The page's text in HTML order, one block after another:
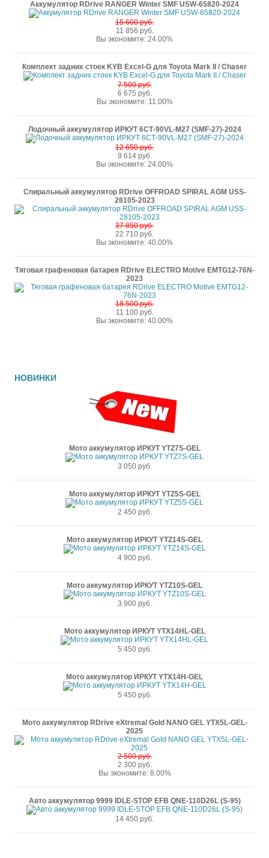
Аккумулятор RDrive RANGER Winter SMF USW-65820-2024
15 600 руб.
11 856 руб.
Вы экономите: 24.00%
Комплект задних стоек KYB Excel-G для Toyota Mark II / Chaser
7 500 руб.
6 675 руб.
Вы экономите: 11.00%
Лодочный аккумулятор ИРКУТ 6СТ-90VL-M27 (SMF-27)-2024
12 650 руб.
9 614 руб.
Вы экономите: 24.00%
Спиральный аккумулятор RDrive OFFROAD SPIRAL AGM USS-
28105-2023
37 850 руб.
22 710 руб.
Вы экономите: 40.00%
Тяговая графеновая батарея RDrive ELECTRO Motive EMTG12-76N-
2023
18 500 руб.
11 100 руб.
Вы экономите: 40.00%
НОВИНКИ
Мото аккумулятор ИРКУТ YTZ7S-GEL
3 050 руб.
Мото аккумулятор ИРКУТ YTZ5S-GEL
2 450 руб.
Мото аккумулятор ИРКУТ YTZ14S-GEL
4 900 руб.
Мото аккумулятор ИРКУТ YTZ10S-GEL
3 900 руб.
Мото аккумулятор ИРКУТ YTX14HL-GEL
5 450 руб.
Мото аккумулятор ИРКУТ YTX14H-GEL
5 450 руб.
Мото аккумулятор RDrive eXtremal Gold NANO GEL YTX5L-GEL-
2025
2 500 руб.
2 300 руб.
Вы экономите: 8.00%
Авто аккумулятор 9999 IDLE-STOP EFB QNE-110D26L (S-95)
14 450 руб.